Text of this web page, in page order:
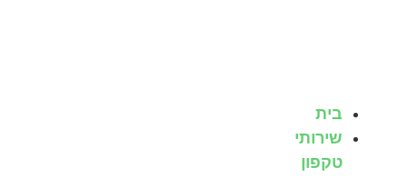
בית
שירותי
טקפון